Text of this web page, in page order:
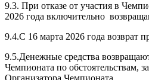
9.3. При отказе от участия в
2026 года включительно
9.4.С 16 марта 2026 года возврат
9.5.Денежные средства
Чемпионата по обстоятельствам,